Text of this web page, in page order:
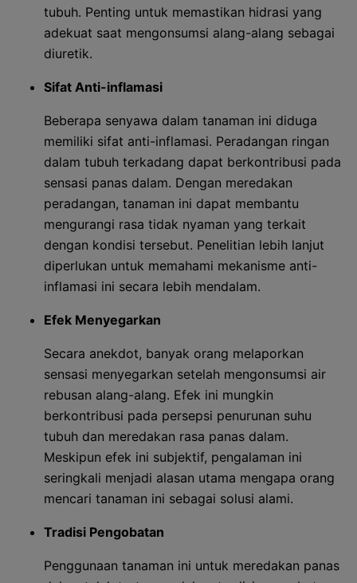
tubuh. Penting untuk memastikan hidrasi yang
adekuat saat mengonsumsi alang-alang sebagai
diuretik.
Sifat Anti-inflamasi
Beberapa senyawa dalam tanaman ini diduga
memiliki sifat anti-inflamasi. Peradangan ringan
dalam tubuh terkadang dapat berkontribusi pada
sensasi panas dalam. Dengan meredakan
peradangan, tanaman ini dapat membantu
mengurangi rasa tidak nyaman yang terkait
dengan kondisi tersebut. Penelitian lebih lanjut
diperlukan untuk memahami mekanisme anti-
inflamasi ini secara lebih mendalam.
Efek Menyegarkan
Secara anekdot, banyak orang melaporkan
sensasi menyegarkan setelah mengonsumsi air
rebusan alang-alang. Efek ini mungkin
berkontribusi pada persepsi penurunan suhu
tubuh dan meredakan rasa panas dalam.
Meskipun efek ini subjektif, pengalaman ini
seringkali menjadi alasan utama mengapa orang
mencari tanaman ini sebagai solusi alami.
Tradisi Pengobatan
Penggunaan tanaman ini untuk meredakan panas